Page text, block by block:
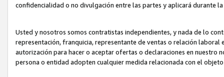
confidencialidad o no divulgación entre las partes y aplicará durante
Usted y nosotros somos contratistas independientes, y nada de lo
representación, franquicia, representante de ventas o relación
autorización para hacer o aceptar ofertas o declaraciones en nuestro
persona o entidad adopten cualquier medida relacionada con el